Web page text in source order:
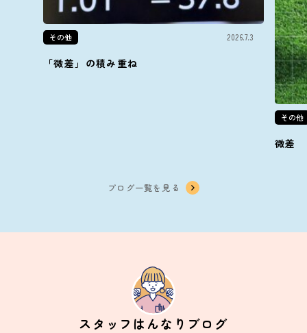
その他 2026.7.3
「微差」の積み重ね
その他
微差
ブログ一覧を見る
スタッフはんなりブログ